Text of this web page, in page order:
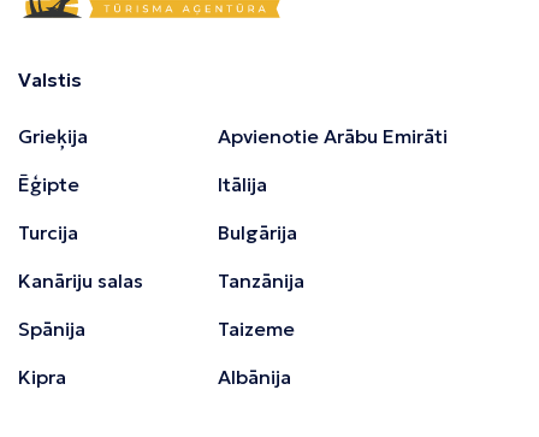
Valstis
Grieķija
Ēģipte
Turcija
Kanāriju salas
Spānija
Kipra
Apvienotie Arābu Emirāti
Itālija
Bulgārija
Tanzānija
Taizeme
Albānija